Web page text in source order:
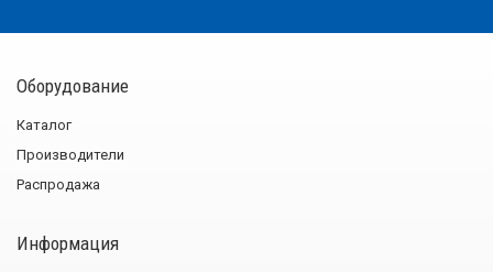
Оборудование
Каталог
Производители
Распродажа
Информация